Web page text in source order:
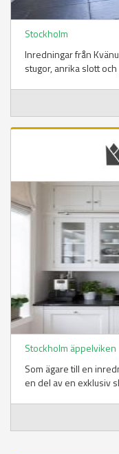
Stockholm
Inredningar från
stugor, anrika slott
Stockholm äppelviken
Som ägare till en
en del av en exklusiv